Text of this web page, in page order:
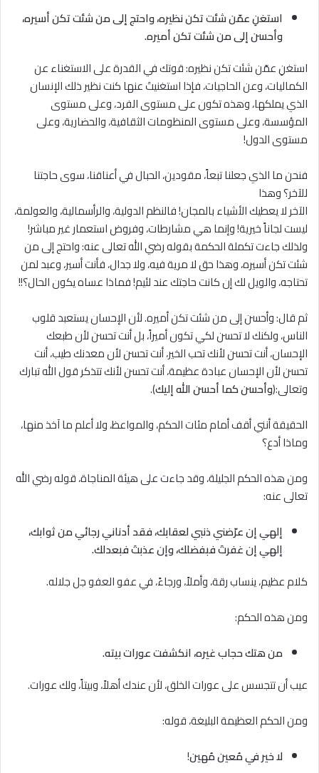
استغنِ عمّن شئت تكن نظيره، واحتج إلى من شئت تكن أسيره،
وأحسن إلى من شئت تكن أميره.
استغنِ عمّن شئت تكن نظيره: قوتك في القدرة على اﻻستغناء عن
الكماليات، وعن الحاجيات، فإذا استغنيتَ عنها كنت نظير ذلك الإنسان
الذي يملكها، وهذه تكون على مستوى الفرد، وعلى مستوى
المؤسسة، وعلى مستوى المنظومات الثقافية، والحضارية، وعلى
مستوى الدول!
فنحن ما الذي جعلنا تبعاً، مقودين، الحبال في أعناقنا، سوى حاجتنا
للآخر؟ وهذا
الآخر ﻻ يعطيك الأشياء بالمجان! فالنظم الدولية، والرأسمالية، والعولمة،
ليست لجاناً خيرية! وإنما هي مشارطات، وفروض استعمار غير مباشر!
ولذلك جاءت تكملة الحكمة بقوله رضي الله تعالى عنه: واحتج إلى من
شئت تكن أسيره، وهذا حق لا مرية فيه، ولا جدال، فأنت أسير، وعبد لمن
تحتاجه، والويل لك إن كانت حاجتك عند لئيم! فماذا عساه يكون الحال؟!!
ثم قال: وأحسن إلى من شئت تكن أميره. لأن الإحسان يستعبد قلوب
الناس، ولكنك ﻻ تحسن لكي تكون أميراً، بل أنت تحسن لأن طبعك
الإحسان، أنت تحسن لأنك تحب الخير، أنت تحسن لأن معدنك طيب، أنت
تحسن لأن الإحسان عبادة عظيمة، أنت تحسن لأنك تتذكر قول الله تبارك
وتعالى:(وأحسن كما أحسن الله إليك).
الحقيقة أنني أقف أمام مئات الحكم، والمواعظ، ولا أعلم ما آخذ منها،
وماذا أدع؟
ومن هذه الحكم الجليلة، وقد جاءت على هيئة المناجاة، قوله رضي الله
تعالى عنه:
إلهي إن عرّضني ذنبي لعقابك، فقد أدناني رجائي من ثوابك،
إلهي إن غفرتَ فبفضلك، وإن عذبتَ فبعدلك.
كلام عظيم، ينساب رقة، وأملاً، ورجاءً، في عفو العفو جل جلاله.
ومن هذه الحكم:
من هتك حجاب غيره، انكشفت عورات بيته.
عيب أن تتجسس على عورات الخلق، لأن عندك أهلاً، وبيتاً، ولك عورات.
ومن الحكم العظيمة البليغة، قوله:
ﻻ خير في مُعين مُهين!